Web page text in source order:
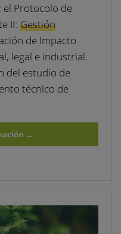
Protocolo de
II: Gestión
de Impacto
legal e industrial.
del estudio de
técnico de
→